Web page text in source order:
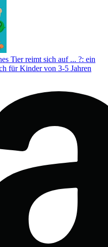
Tier reimt sich auf ... ?: ein
für Kinder von 3-5 Jahren